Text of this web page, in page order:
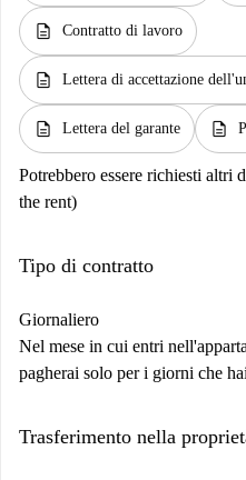
description Contratto di lavoro
description Lettera di accettazione
description Lettera del garante description
Potrebbero essere richiesti altri
the rent)
Tipo di contratto
Giornaliero
Nel mese in cui entri
pagherai solo per i giorni che
Trasferimento nella